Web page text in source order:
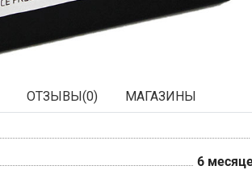
ОТЗЫВЫ(0) МАГАЗИНЫ
6